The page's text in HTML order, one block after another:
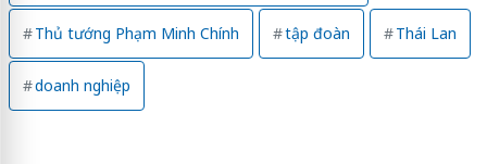
Thủ tướng Phạm Minh Chính tập đoàn Thái Lan
doanh nghiệp